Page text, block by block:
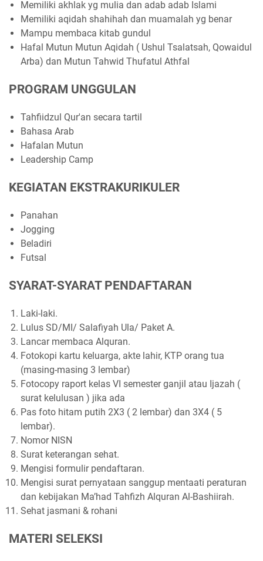
Memiliki akhlak yg mulia dan adab adab Islami
Memiliki aqidah shahihah dan muamalah yg benar
Mampu membaca kitab gundul
Hafal Mutun Mutun Aqidah ( Ushul Tsalatsah, Qowaidul
Arba) dan Mutun Tahwid Thufatul Athfal
PROGRAM UNGGULAN
Tahfiidzul Qur'an secara tartil
Bahasa Arab
Hafalan Mutun
Leadership Camp
KEGIATAN EKSTRAKURIKULER
Panahan
Jogging
Beladiri
Futsal
SYARAT-SYARAT PENDAFTARAN
Laki-laki.
Lulus SD/MI/ Salafiyah Ula/ Paket A.
Lancar membaca Alquran.
Fotokopi kartu keluarga, akte lahir, KTP orang tua
(masing-masing 3 lembar)
Fotocopy raport kelas VI semester ganjil atau Ijazah (
surat kelulusan ) jika ada
Pas foto hitam putih 2X3 ( 2 lembar) dan 3X4 ( 5
lembar).
Nomor NISN
Surat keterangan sehat.
Mengisi formulir pendaftaran.
Mengisi surat pernyataan sanggup mentaati peraturan
dan kebijakan Ma’had Tahfizh Alquran Al-Bashiirah.
Sehat jasmani & rohani
MATERI SELEKSI